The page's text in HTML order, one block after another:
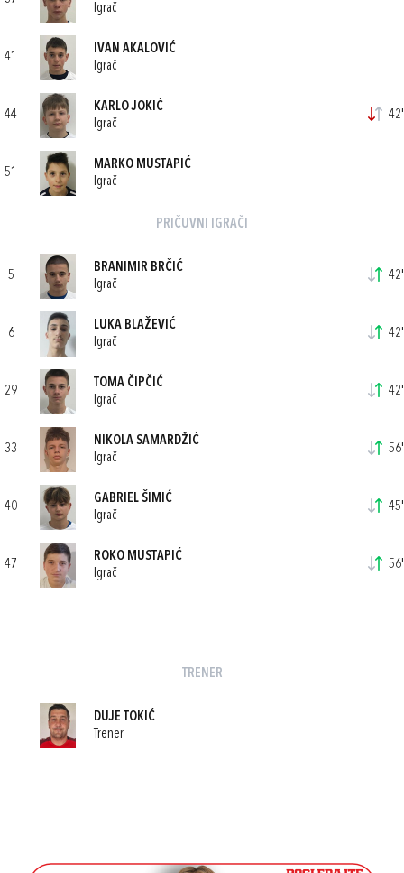
Igrač
41
IVAN AKALOVIĆ
Igrač
44
KARLO JOKIĆ
Igrač
42'
51
MARKO MUSTAPIĆ
Igrač
PRIČUVNI IGRAČI
5
BRANIMIR BRČIĆ
Igrač
42'
6
LUKA BLAŽEVIĆ
Igrač
42'
29
TOMA ČIPČIĆ
Igrač
42'
33
NIKOLA SAMARDŽIĆ
Igrač
56'
40
GABRIEL ŠIMIĆ
Igrač
45'
47
ROKO MUSTAPIĆ
Igrač
56'
TRENER
DUJE TOKIĆ
Trener